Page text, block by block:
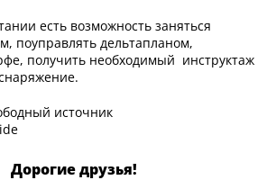
есть возможность заняться
поуправлять дельтапланом,
получить необходимый инструктаж
источник
Дорогие друзья!